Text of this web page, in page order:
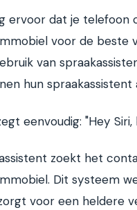
ervoor dat je telefoon
voor de beste
van
hun
eenvoudig: "Hey
zoekt het
Dit systeem
voor een heldere